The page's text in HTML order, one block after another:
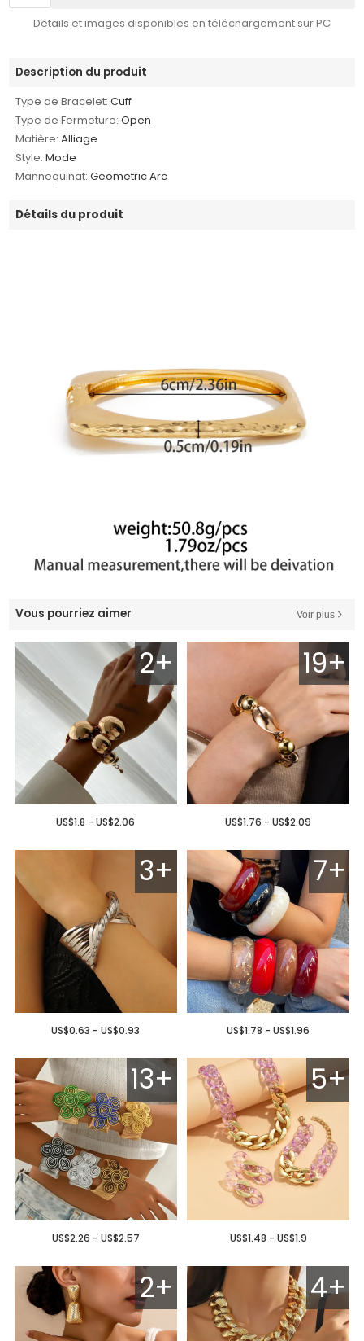
Détails et images disponibles en téléchargement sur PC
Description du produit
Type de Bracelet: Cuff
Type de Fermeture: Open
Matière: Alliage
Style: Mode
Mannequinat: Geometric Arc
Détails du produit
Vous pourriez aimer Voir plus
2+
US$1.8 - US$2.06
19+
US$1.76 - US$2.09
3+
US$0.63 - US$0.93
7+
US$1.78 - US$1.96
13+
US$2.26 - US$2.57
5+
US$1.48 - US$1.9
2+ 4+